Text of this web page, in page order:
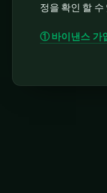
정을 확인 할
① 바이낸스 가